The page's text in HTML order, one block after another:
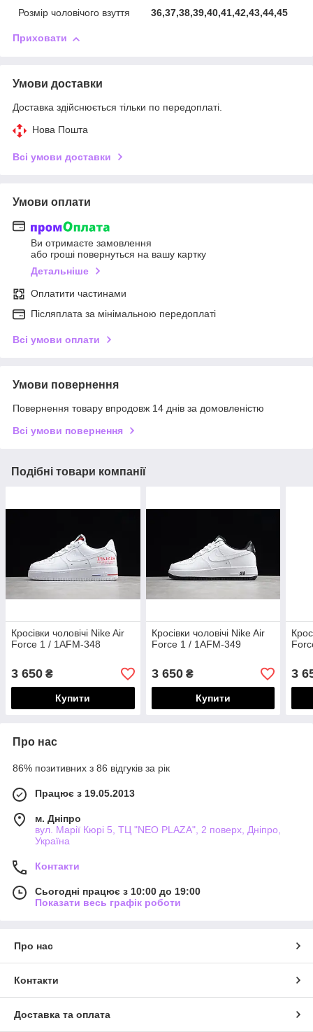
Розмір чоловічого взуття
36,37,38,39,40,41,42,43,44,45
Приховати
Умови доставки
Доставка здійснюється тільки по передоплаті.
Нова Пошта
Всі умови доставки
Умови оплати
Ви отримаєте замовлення
або гроші повернуться на вашу картку
Детальніше
Оплатити частинами
Післяплата за мінімальною передоплаті
Всі умови оплати
Умови повернення
Повернення товару впродовж 14 днів за домовленістю
Всі умови повернення
Подібні товари компанії
Кросівки чоловічі Nike Air
Force 1 / 1AFM-348
3 650 ₴
Купити
Кросівки чоловічі Nike Air
Force 1 / 1AFM-349
3 650₴
Купити
3
Про нас
86% позитивних з 86 відгуків за рік
Працює з 19.05.2013
м. Дніпро
вул. Марії Кюрі 5, ТЦ "NEO PLAZA", 2 поверх, Дніпро,
Україна
Контакти
Сьогодні працює з 10:00 до 19:00
Показати весь графік роботи
Про нас
Контакти
Доставка та оплата